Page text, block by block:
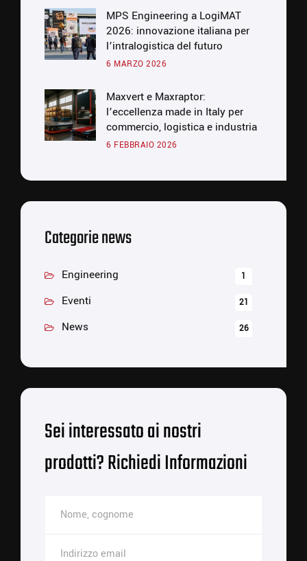
MPS Engineering a LogiMAT
2026: innovazione italiana per
l’intralogistica del futuro
6 MARZO 2026
Maxvert e Maxraptor:
l’eccellenza made in Italy per
commercio, logistica e industria
6 FEBBRAIO 2026
Categorie news
Engineering 1
Eventi 21
News 26
Sei interessato ai nostri
prodotti? Richiedi Informazioni